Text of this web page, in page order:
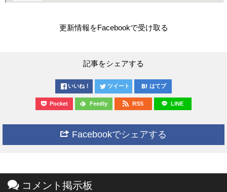
更新情報をFacebookで受け取る
記事をシェアする
いいね！ ツイート はてブ
Pocket Feedly RSS LINE
Facebookでシェアする
コメント掲示板